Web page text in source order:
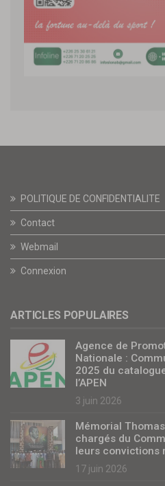
POLITIQUE DE CONFIDENTIALITE
Contact
Webmail
Connexion
ARTICLES POPULAIRES
Agence de
Nationale :
2025 du
l’APEN
3 juin 2026
Mémorial
chargés du
leurs convictions
17 juin 2026